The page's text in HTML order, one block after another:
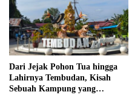
Dari Jejak Pohon Tua hingga
Lahirnya Tembudan, Kisah
Sebuah Kampung yang